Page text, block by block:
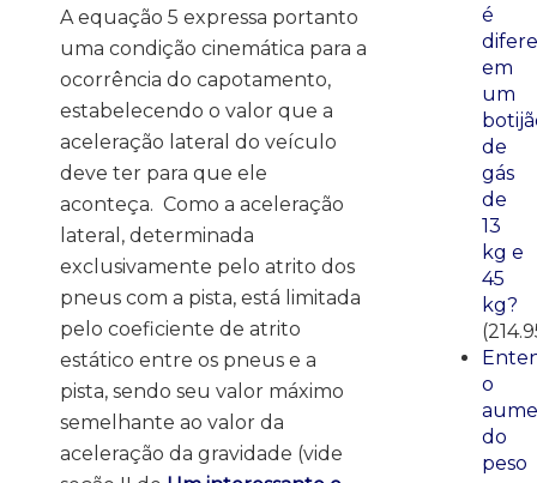
A equação 5 expressa portanto
uma condição cinemática para a
ocorrência do capotamento,
estabelecendo o valor que a
aceleração lateral do veículo
deve ter para que ele
aconteça. Como a aceleração
lateral, determinada
exclusivamente pelo atrito dos
pneus com a pista, está limitada
pelo coeficiente de atrito
estático entre os pneus e a
pista, sendo seu valor máximo
semelhante ao valor da
aceleração da gravidade (vide
é
em
um
de
gás
de
13
kg e
45
kg?
o
do
peso